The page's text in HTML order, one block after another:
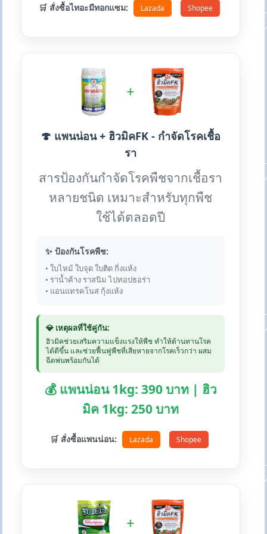
🛒 สั่งซื้อไทอะมีทอกแซม: Lazada Shopee
+
🍄 แพนน่อน + ฮิวมิคFK - กำจัดโรคเชื้อ
รา
สารป้องกันกำจัดโรคพืชจากเชื้อรา
หลายชนิด เหมาะสำหรับทุกพืช
ใช้ได้ตลอดปี
✨ ป้องกันโรคพืช:
• ใบไหม้ ใบจุด ใบติด กิ่งแห้ง
• ราน้ำค้าง ราสนิม ไปทอปธอร่า
• แอนแทรคโนส กุ้งแห้ง
💎 เหตุผลที่ใช้คู่กัน:
ฮิวมิคช่วยเสริมความแข็งแรงให้พืช ทำให้ต้านทานโรค
ได้ดีขึ้น และช่วยฟื้นฟูพืชที่เสียหายจากโรคเร็วกว่า ผสม
ฉีดพ่นพร้อมกันได้
💰 แพนน่อน 1kg: 390 บาท | ฮิว
มิค 1kg: 250 บาท
🛒 สั่งซื้อแพนน่อน: Lazada Shopee
+